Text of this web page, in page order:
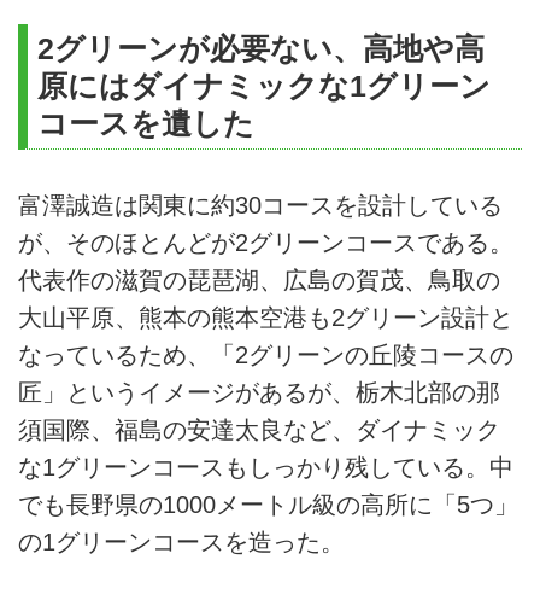
2グリーンが必要ない、高地や高
原にはダイナミックな1グリーン
コースを遺した
富澤誠造は関東に約30コースを設計している
が、そのほとんどが2グリーンコースである。
代表作の滋賀の琵琶湖、広島の賀茂、鳥取の
大山平原、熊本の熊本空港も2グリーン設計と
なっているため、「2グリーンの丘陵コースの
匠」というイメージがあるが、栃木北部の那
須国際、福島の安達太良など、ダイナミック
な1グリーンコースもしっかり残している。中
でも長野県の1000メートル級の高所に「5つ」
の1グリーンコースを造った。